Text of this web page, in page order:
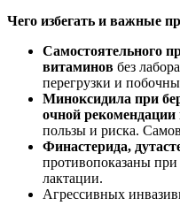
Чего избегать и важные
Самостоятельного
витаминов без
перегрузки и
Миноксидила при
очной рекомендации
пользы и риска.
Финастерида,
противопоказаны
лактации.
Агрессивных